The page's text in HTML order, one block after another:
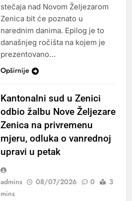
stečaja nad Novom Željezarom
Zenica bit će poznato u
narednim danima. Epilog je to
današnjeg ročišta na kojem je
prezentovano…
Opširnije
Kantonalni sud u Zenici
odbio žalbu Nove Željezare
Zenica na privremenu
mjeru, odluka o vanrednoj
upravi u petak
admins 08/07/2026 0
3
mins